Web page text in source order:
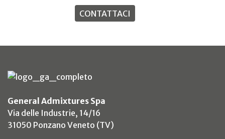
CONTATTACI
General Admixtures Spa
Via delle Industrie, 14/16
31050 Ponzano Veneto (TV)